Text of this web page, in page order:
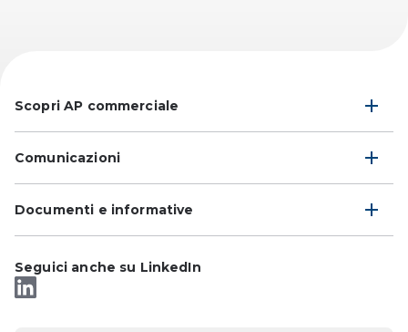
Scopri AP commerciale
Comunicazioni
Documenti e informative
Seguici anche su LinkedIn